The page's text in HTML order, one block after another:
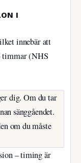
I
innebär att
timmar (NHS
dig. Om du tar
sänggåendet.
om du måste
– timing är